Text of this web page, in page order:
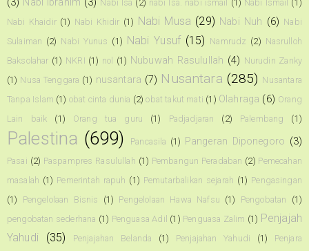
Nabi Isa (2) nabi Isa. nabi ismail (1) Nabi Ismail (1)
Nabi Khaidir (1) Nabi Khidir (1) Nabi Musa (29) Nabi Nuh (6) Nabi
Sulaiman (2) Nabi Yunus (1) Nabi Yusuf (15) Namrudz (2) Nasrulloh
Baksolahar (1) NKRI (1) nol (1) Nubuwah Rasulullah (4) Nurudin Zanky
(1) Nusa Tenggara (1) nusantara (7) Nusantara (285) Nusantara
Tanpa Islam (1) obat cinta dunia (2) obat takut mati (1) Olahraga (6) Orang
Lain baik
(1) Orang tua guru (1) Padjadjaran (2) Palembang (1)
Palestina (699) Pancasila (1) Pangeran Diponegoro (3)
Pasai (2) Paspampres Rasulullah (1) Pembangun Peradaban (2) Pemecahan
masalah (1) Pemerintah rapuh (1) Pemutarbalikan sejarah (1) Pengasingan
(1)
Pengelolaan Bisnis (1) Pengelolaan Hawa Nafsu (1) Pengobatan
(1)
pengobatan sederhana (1) Penguasa Adil (1) Penguasa Zalim (1) Penjajah
Yahudi
(35) Penjajahan Belanda (1) Penjajahan Yahudi (1)
Penjara